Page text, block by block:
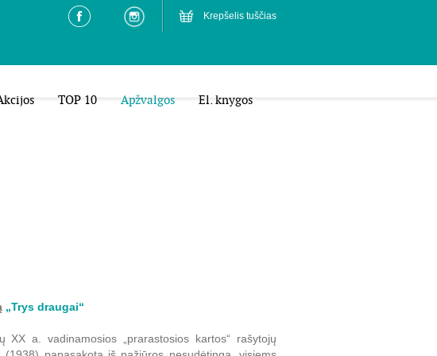
Krepšelis tuščias
TOP 10 Apžvalgos El. knygos
„Trys draugai“
a. vadinamosios „prarastosios kartos“ rašytojų